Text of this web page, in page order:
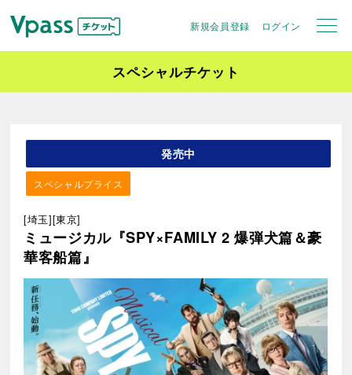
新規会員登録 ログイン
スペシャルチケット
発売中
スペシャルプライス
[埼玉][東京]
ミュージカル『SPY×FAMILY 2 爆弾犬篇＆豪
華客船篇』